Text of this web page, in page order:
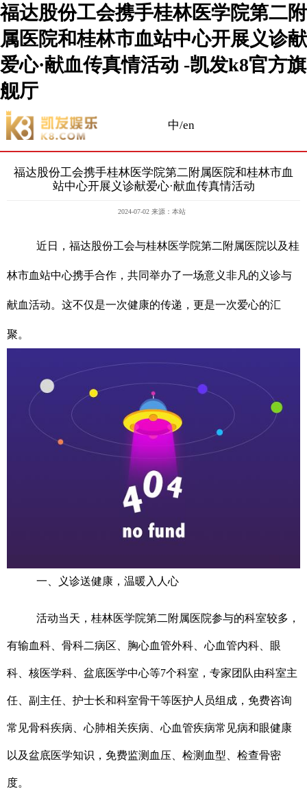
福达股份工会携手桂林医学院第二附
属医院和桂林市血站中心开展义诊献
爱心·献血传真情活动 -凯发k8官方旗
舰厅
中/en
福达股份工会携手桂林医学院第二附属医院和桂林市血
站中心开展义诊献爱心·献血传真情活动
2024-07-02 来源：本站
近日，福达股份工会与桂林医学院第二附属医院以及桂
林市血站中心携手合作，共同举办了一场意义非凡的义诊与
献血活动。这不仅是一次健康的传递，更是一次爱心的汇
聚。
一、义诊送健康，温暖入人心
活动当天，桂林医学院第二附属医院参与的科室较多，
有输血科、骨科二病区、胸心血管外科、心血管内科、眼
科、核医学科、盆底医学中心等7个科室，专家团队由科室主
任、副主任、护士长和科室骨干等医护人员组成，免费咨询
常见骨科疾病、心肺相关疾病、心血管疾病常见病和眼健康
以及盆底医学知识，免费监测血压、检测血型、检查骨密
度。